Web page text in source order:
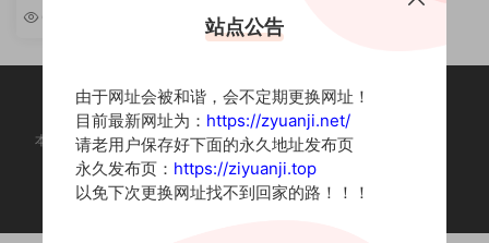
续更新]
本站为摄影写真图片网站，内容来自网络收集整理，仅作个人学习使用。
如有违法内容请联系删除
Copyright © 2022 资源集
站点公告
由于网址会被和谐，会不定期更换网址！
目前最新网址为： https://zyuanji.net/
请老用户保存好下面的永久地址发布页
永久发布页： https://ziyuanji.top
以免下次更换网址找不到回家的路！！！